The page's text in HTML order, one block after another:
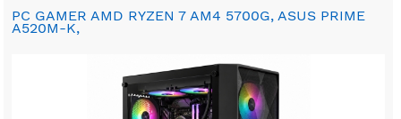
PC GAMER AMD RYZEN 7 AM4 5700G, ASUS PRIME
A520M-K,